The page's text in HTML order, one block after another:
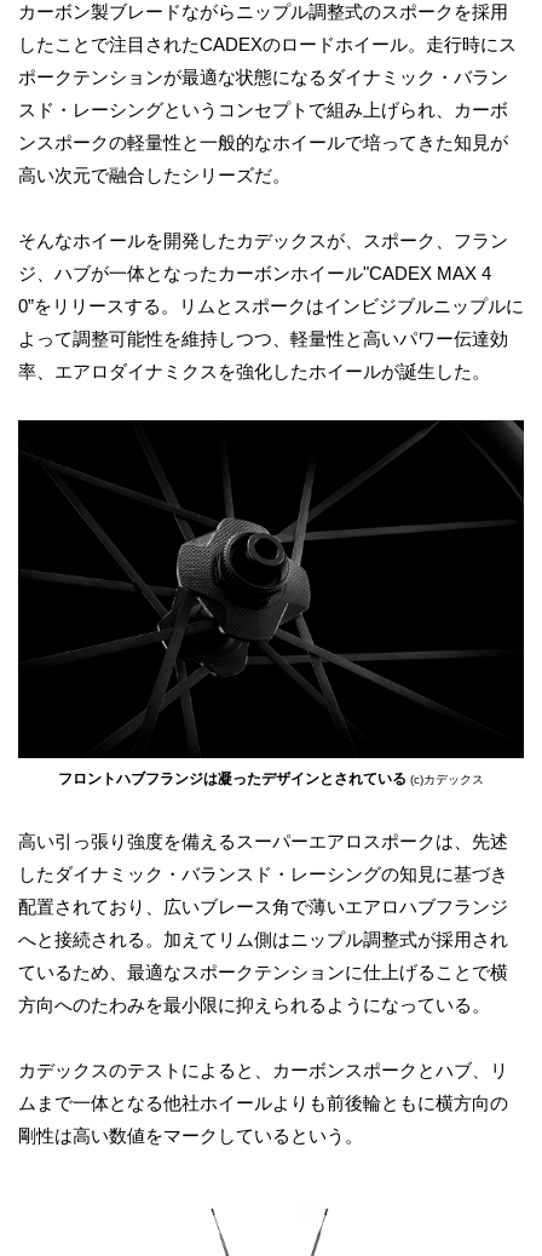
カーボン製ブレードながらニップル調整式のスポークを採用
したことで注目されたCADEXのロードホイール。走行時にス
ポークテンションが最適な状態になるダイナミック・バラン
スド・レーシングというコンセプトで組み上げられ、カーボ
ンスポークの軽量性と一般的なホイールで培ってきた知見が
高い次元で融合したシリーズだ。
そんなホイールを開発したカデックスが、スポーク、フラン
ジ、ハブが一体となったカーボンホイール"CADEX MAX 4
0”をリリースする。リムとスポークはインビジブルニップルに
よって調整可能性を維持しつつ、軽量性と高いパワー伝達効
率、エアロダイナミクスを強化したホイールが誕生した。
フロントハブフランジは凝ったデザインとされている (c)カデックス
高い引っ張り強度を備えるスーパーエアロスポークは、先述
したダイナミック・バランスド・レーシングの知見に基づき
配置されており、広いブレース角で薄いエアロハブフランジ
へと接続される。加えてリム側はニップル調整式が採用され
ているため、最適なスポークテンションに仕上げることで横
方向へのたわみを最小限に抑えられるようになっている。
カデックスのテストによると、カーボンスポークとハブ、リ
ムまで一体となる他社ホイールよりも前後輪ともに横方向の
剛性は高い数値をマークしているという。